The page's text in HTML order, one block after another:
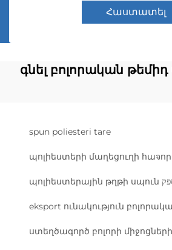
Հաստատել
գնել բոլորական
spun poliesteri tare
պոլիեստերի մաղեցուղի հաจ
eksport ունակություն
ստեղծագործ բոլորի